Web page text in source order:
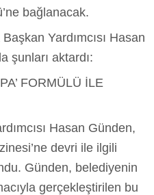
bağlanacak.
Yardımcısı Hasan
şunları aktardı:
FORMÜLÜ İLE
Hasan Günden,
devri ile ilgili
Günden, belediyenin
gerçekleştirilen bu